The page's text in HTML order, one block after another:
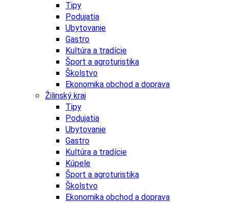
Tipy
Podujatia
Ubytovanie
Gastro
Kultúra a tradície
Šport a agroturistika
Školstvo
Ekonomika obchod a doprava
Žilinský kraj
Tipy
Podujatia
Ubytovanie
Gastro
Kultúra a tradície
Kúpele
Šport a agroturistika
Školstvo
Ekonomika obchod a doprava